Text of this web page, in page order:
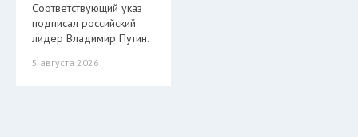
Соответствующий указ
подписал российский
лидер Владимир Путин.
5 августа 2026